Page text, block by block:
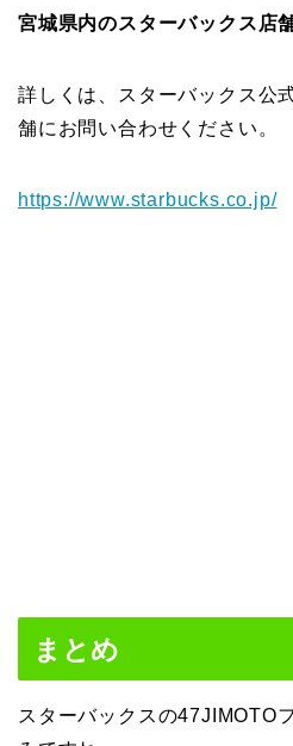
宮城県内のスターバックス店
詳しくは、スターバックス公
舗にお問い合わせください。
https://www.starbucks.co.jp/
まとめ
スターバックスの47JIMOTO